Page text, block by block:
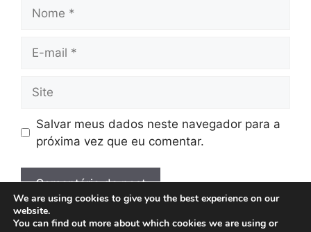
mail
Salvar meus dados neste navegador para a
próxima vez que eu comentar.
We are using cookies to give you the best experience on our
website.
You can find out more about which cookies we are using or